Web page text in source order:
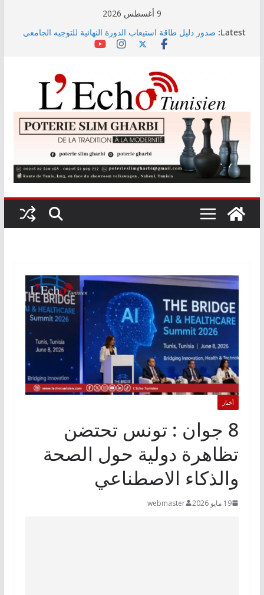
9 أغسطس 2026
Latest: صدور دليل طاقة استيعاب الدورة النهائية للتوجيه الجامعي
وزير التجهيز يتفقد سير أشغال مشروع المدخل الجنوبي
وزارة الأسرة: نسعى لاستكمال دراسة ميدانية حول ظاهرة
تسول الأطفال
مندوب عام حماية الطفولة يحذر
أخبار
8 جوان : تونس تحتضن
تظاهرة دولية حول الصحة
والذكاء الاصطناعي
19 مايو 2026 webmaster